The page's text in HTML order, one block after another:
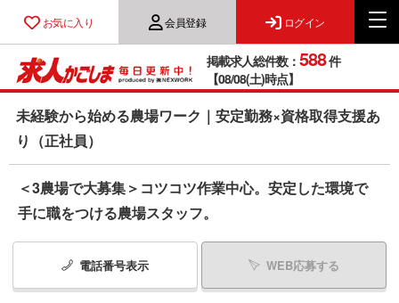
お気に入り 会員登録 ログイン
掲載求人総件数： 588件
【08/08(土)時点】
未経験から始める農場ワーク｜安定勤務×資格取得支援あ
り（正社員）
＜3農場で大募集＞コツコツ作業中心。安定した環境で
手に職をつける農場スタッフ。
電話番号表示 WEB応募する